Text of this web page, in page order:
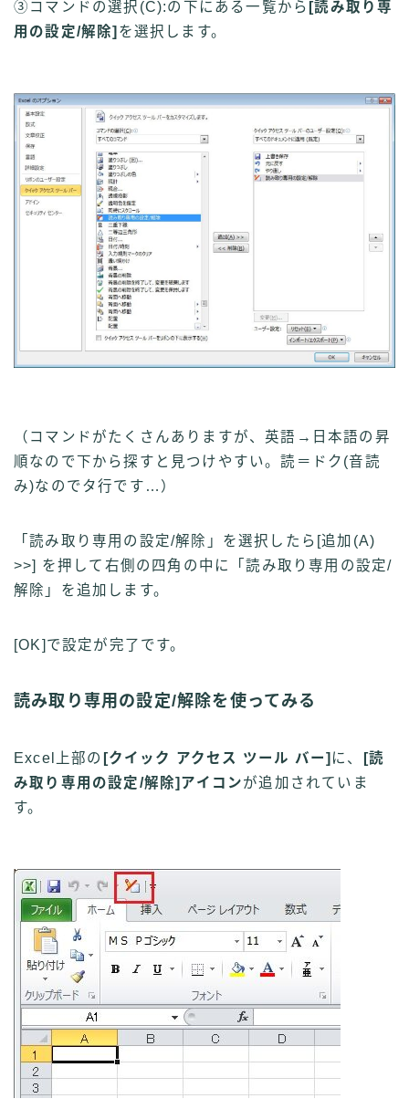
③コマンドの選択(C):の下にある一覧から [読み取り専
用の設定/解除] を選択します。
（コマンドがたくさんありますが、英語→日本語の昇
順なので下から探すと見つけやすい。読＝ドク(音読
み)なのでタ行です…）
「読み取り専用の設定/解除」を選択したら[追加(A)
>>] を押して右側の四角の中に「読み取り専用の設定/
解除」を追加します。
[OK]で設定が完了です。
読み取り専用の設定/解除を使ってみる
Excel上部の [クイック アクセス ツール バー] に、
[読
み取り専用の設定/解除]アイコンが追加されていま
す。